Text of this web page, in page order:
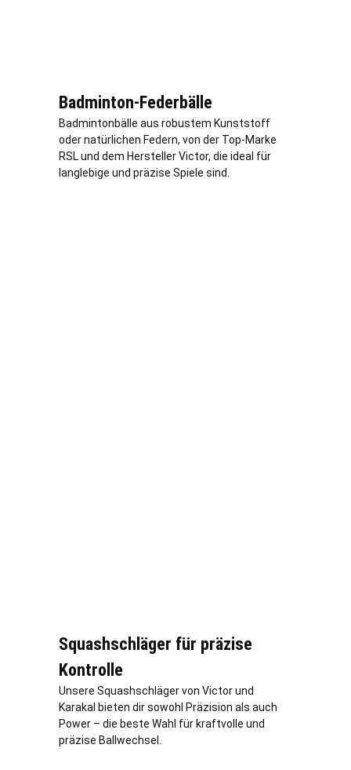
Badminton-Federbälle
Badmintonbälle aus robustem Kunststoff
oder natürlichen Federn, von der Top-Marke
RSL und dem Hersteller Victor, die ideal für
langlebige und präzise Spiele sind.
Squashschläger für präzise
Kontrolle
Unsere Squashschläger von Victor und
Karakal bieten dir sowohl Präzision als auch
Power – die beste Wahl für kraftvolle und
präzise Ballwechsel.